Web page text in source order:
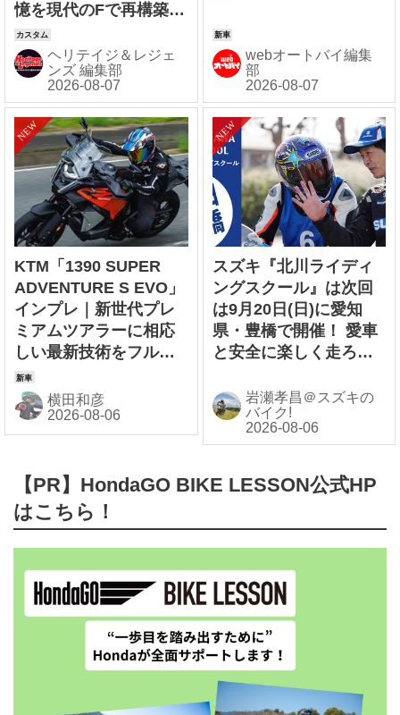
憶を現代のFで再構築す
る“CB-F
Style”【Heritage&Leg
ends】
ヘリテイジ＆レジェ
ンズ 編集部
webオートバイ編集
部
KTM「1390 SUPER
ADVENTURE S EVO」
インプレ｜新世代プレ
ミアムツアラーに相応
しい最新技術をフルに
投入
横田和彦
スズキ『北川ライディ
ングスクール』は次回
は9月20日(日)に愛知
県・豊橋で開催！ 愛車
と安全に楽しく走ろ
ク！ のイベントニュー
ス】
岩瀬孝昌＠スズキの
バイク!
【PR】HondaGO BIKE LESSON公式HP
はこちら！